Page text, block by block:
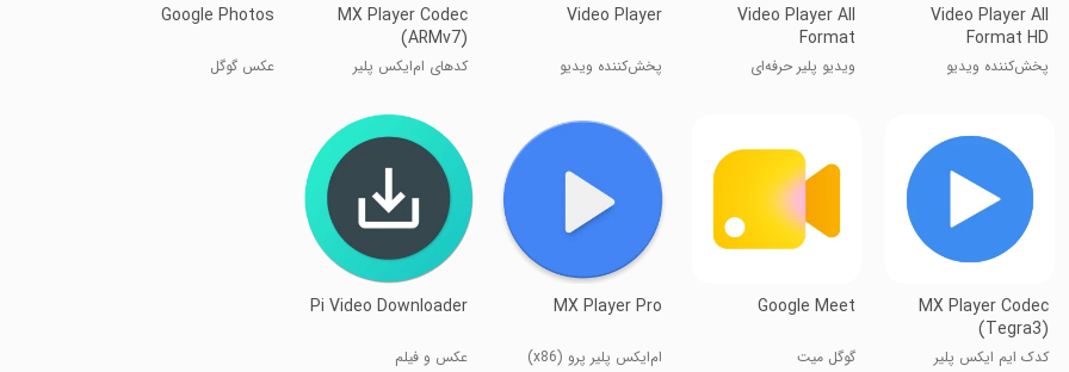
Video Player All
Format HD
پخش‌کننده ویدیو
Video Player All
Format
ویدیو پلیر حرفه‌ای
Video Player
پخش‌کننده ویدیو
MX Player Codec
(ARMv7)
کدهای ام‌ایکس پلیر
Google Photos
عکس گوگل
MX Player Codec
(Tegra3)
کدک ایم ایکس پلیر
Google Meet
گوگل میت
MX Player Pro
ام‌ایکس پلیر پرو (x86)
Pi Video Downloader
عکس و فیلم